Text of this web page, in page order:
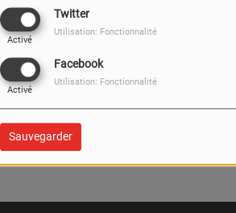
Twitter
Activé
Utilisation: Fonctionnalité
Facebook
Activé
Utilisation: Fonctionnalité
Sauvegarder
Oups, vous avez
Il semble que la page que